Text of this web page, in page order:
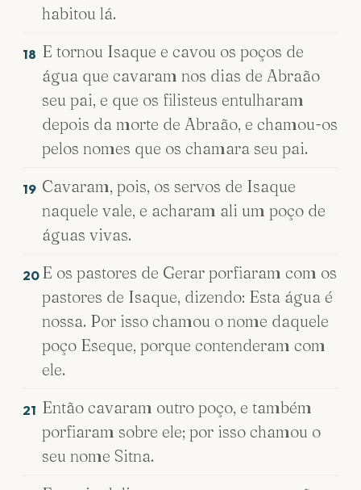
habitou lá.
18 E tornou Isaque e cavou os poços de
água que cavaram nos dias de Abraão
seu pai, e que os filisteus entulharam
depois da morte de Abraão, e chamou-os
pelos nomes que os chamara seu pai.
19 Cavaram, pois, os servos de Isaque
naquele vale, e acharam ali um poço de
águas vivas.
20 E os pastores de Gerar porfiaram com os
pastores de Isaque, dizendo: Esta água é
nossa. Por isso chamou o nome daquele
poço Eseque, porque contenderam com
ele.
21 Então cavaram outro poço, e também
porfiaram sobre ele; por isso chamou o
seu nome Sitna.